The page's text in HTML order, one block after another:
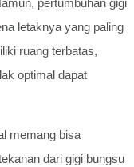
pertumbuhan gigi
letaknya yang paling
ruang terbatas,
optimal dapat
memang bisa
dari gigi bungsu